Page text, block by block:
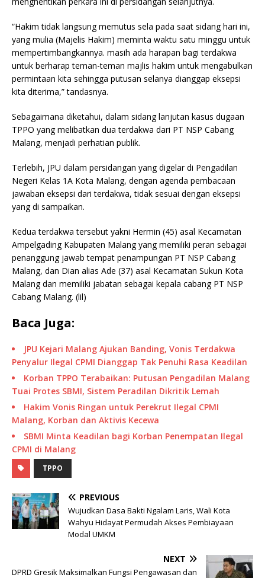
“Hakim tidak langsung memutus sela pada saat sidang hari ini,
yang mulia (Majelis Hakim) meminta waktu satu minggu untuk
mempertimbangkannya. masih ada harapan bagi terdakwa
untuk berharap teman-teman majlis hakim untuk mengabulkan
permintaan kita sehingga putusan selanya dianggap eksepsi
kita diterima,” tandasnya.
Sebagaimana diketahui, dalam sidang lanjutan kasus dugaan
TPPO yang melibatkan dua terdakwa dari PT NSP Cabang
Malang, menjadi perhatian publik.
Terlebih, JPU dalam persidangan yang digelar di Pengadilan
Negeri Kelas 1A Kota Malang, dengan agenda pembacaan
jawaban eksepsi dari terdakwa, tidak sesuai dengan eksepsi
yang di sampaikan.
Kedua terdakwa tersebut yakni Hermin (45) asal Kecamatan
Ampelgading Kabupaten Malang yang memiliki peran sebagai
penanggung jawab tempat penampungan PT NSP Cabang
Malang, dan Dian alias Ade (37) asal Kecamatan Sukun Kota
Malang dan memiliki jabatan sebagai kepala cabang PT NSP
Cabang Malang. (lil)
Baca Juga:
JPU Kejari Malang Ajukan Banding, Vonis Terdakwa
Penyalur Ilegal CPMI Dianggap Tak Penuhi Rasa Keadilan
Korban TPPO Terabaikan: Putusan Pengadilan Malang
Tuai Protes SBMI, Sistem Peradilan Dikritik Lemah
Hakim Vonis Ringan untuk Perekrut Ilegal CPMI
Malang, Korban dan Aktivis Kecewa
SBMI Minta Keadilan bagi Korban Penempatan Ilegal
CPMI di Malang
TPPO
PREVIOUS
Wujudkan Dasa Bakti Ngalam Laris, Wali Kota
Wahyu Hidayat Permudah Akses Pembiayaan
Modal UMKM
NEXT
DPRD Gresik Maksimalkan Fungsi Pengawasan dan